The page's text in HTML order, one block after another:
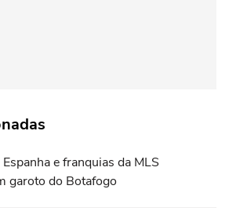
e franquias da MLS
garoto do Botafogo